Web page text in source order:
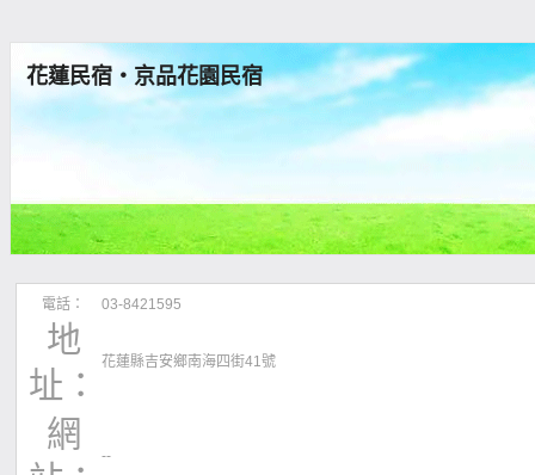
花蓮民宿‧京品花園民宿
電話： 03-8421595
地
址：
花蓮縣吉安鄉南海四街41號
網
--